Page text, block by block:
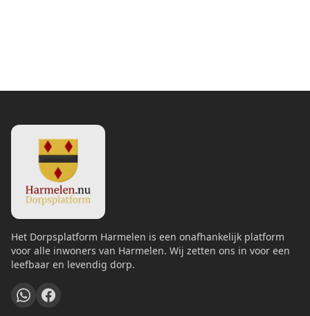
Het Dorpsplatform Harmelen is een onafhankelijk platform
voor alle inwoners van Harmelen. Wij zetten ons in voor een
leefbaar en levendig dorp.